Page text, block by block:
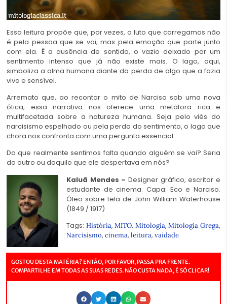
Essa leitura propõe que, por vezes, o luto que carregamos não
é pela pessoa que se vai, mas pela emoção que parte junto
com ela. É a ausência de sentido, o vazio deixado por um
sentimento intenso que já não existe mais. O lago, aqui,
simboliza a alma humana diante da perda de algo que a fazia
viva e sensível.
Arremato que, ao recontar o mito de Narciso sob uma nova
ótica, essa narrativa nos oferece uma metáfora rica e
multifacetada sobre a natureza humana. Seja pelo viés do
narcisismo espelhado ou pela perda do sentimento, o lago que
chora nos confronta com uma pergunta essencial:
Do que realmente sentimos falta quando alguém se vai? Seria
do outro ou daquilo que ele despertava em nós?
Kaluã Mendes – Designer gráfico, escritor e
estudante de cinema. Capa: Eco e Narciso.
Óleo sobre tela de John William Waterhouse
(1849 / 1917)
Tags: História,MITO, Mitologia,Mitologia Grega,
Narcisismo, cinema, leitura, vaidade
GOSTOU DESTA MATÉRIA? ENTÃO, POR FAVOR, PASSA PRA FRENTE.
COMPARTILHE EM TODAS AS SUAS REDES. NÃO CUSTA NADA, É SÓ CLICAR!